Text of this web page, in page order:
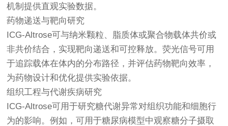
机制提供直观实验数据。
药物递送与靶向研究
ICG-Altrose可与纳米颗粒、脂质体或聚合物载体共价或
非共价结合，实现靶向递送和可控释放。荧光信号可用
于追踪载体在体内的分布路径，并评估药物靶向效率，
为药物设计和优化提供实验依据。
组织工程与代谢疾病研究
ICG-Altrose可用于研究糖代谢异常对组织功能和细胞行
为的影响。例如，可用于糖尿病模型中观察糖分子摄取